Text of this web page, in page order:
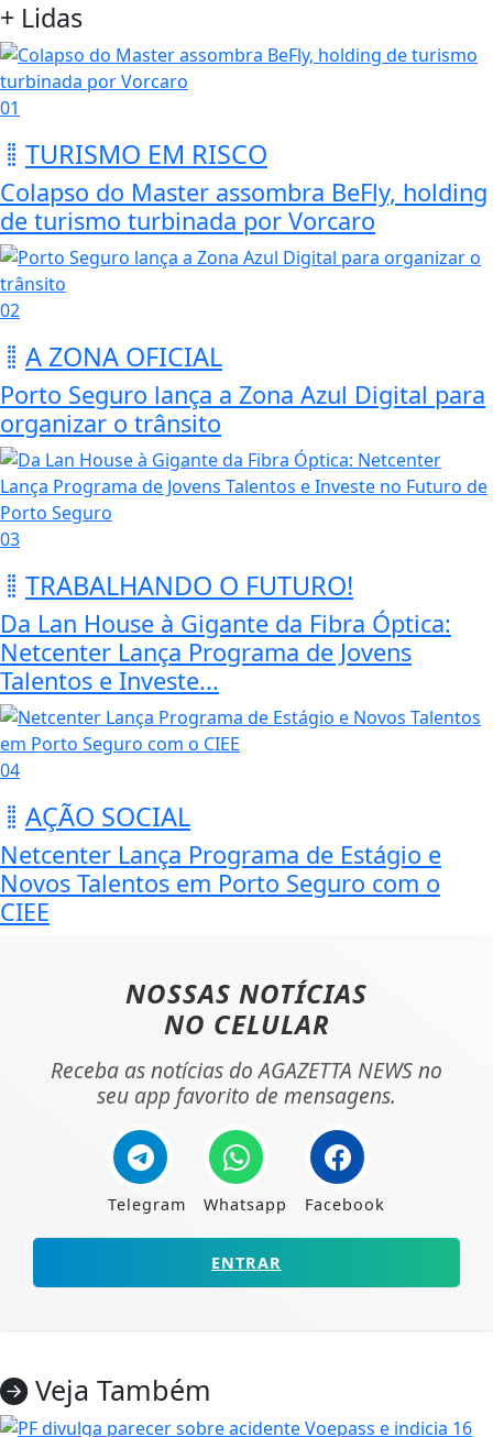
+ Lidas
01
TURISMO EM RISCO
Colapso do Master assombra BeFly, holding
de turismo turbinada por Vorcaro
02
A ZONA OFICIAL
Porto Seguro lança a Zona Azul Digital para
organizar o trânsito
03
TRABALHANDO O FUTURO!
Da Lan House à Gigante da Fibra Óptica:
Netcenter Lança Programa de Jovens
Talentos e Investe...
04
AÇÃO SOCIAL
Netcenter Lança Programa de Estágio e
Novos Talentos em Porto Seguro com o
CIEE
NOSSAS NOTÍCIAS
NO CELULAR
Receba as notícias do AGAZETTA NEWS no
seu app favorito de mensagens.
Telegram Whatsapp Facebook
ENTRAR
Veja Também